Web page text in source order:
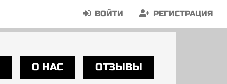
ВОЙТИ РЕГИСТРАЦИЯ
О НАС ОТЗЫВЫ